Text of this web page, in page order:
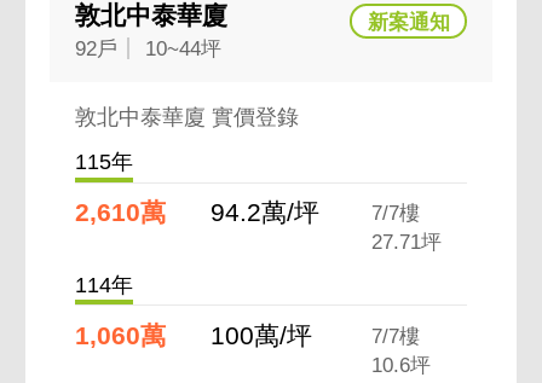
敦北中泰華廈
92戶 10~44坪
敦北中泰華廈 實價登錄
115年
2,610萬 94.2萬/坪
7/7樓
27.71坪
114年
1,060萬 100萬/坪
7/7樓
10.6坪